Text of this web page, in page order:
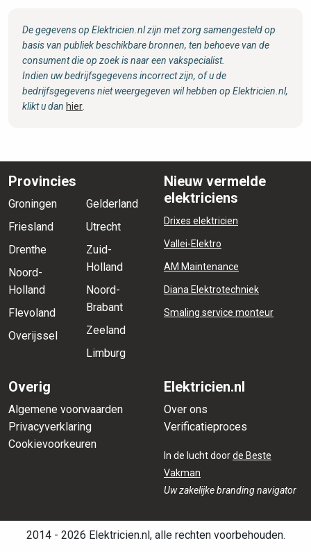
De gegevens op Elektricien.nl zijn met zorg samengesteld op
basis van publiek beschikbare bronnen, ten behoeve van de
consument die op zoek is naar een vakspecialist.
Indien uw bedrijfsgegevens incorrect zijn, of u de
bedrijfsgegevens niet weergegeven wil hebben op Elektricien.nl,
klikt u dan hier
Provincies
Groningen
Friesland
Drenthe
Noord-
Holland
Flevoland
Overijssel
Gelderland
Utrecht
Zuid-
Holland
Noord-
Brabant
Zeeland
Limburg
Nieuw vermelde
elektriciens
Drixes elektricien
Vallei-Elektro
AM Maintenance
Diana Elektrotechniek
Smaling service monteur
Overig
Algemene voorwaarden
Privacyverklaring
Cookievoorkeuren
Elektricien.nl
Over ons
Verificatieproces
In de lucht doorde Beste
Vakman
Uw zakelijke branding navigator
2014 - 2026 Elektricien.nl, alle rechten voorbehouden.